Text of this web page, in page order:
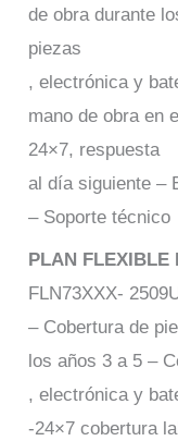
de obra durante
piezas
, electrónica y
mano de obra en
24×7, respuesta
al día siguiente –
– Soporte técnico
PLAN FLEXIBLE
FLN73XXX-
– Cobertura de
los años 3 a 5 –
, electrónica y
-24×7 cobertura